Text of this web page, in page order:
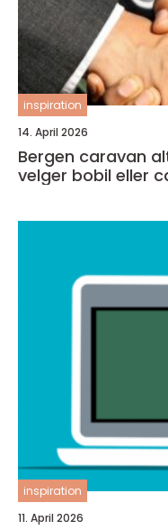
inspiration
14. April 2026
Bergen caravan alt du trenger å vite før du
velger bobil eller
inspiration
11. April 2026